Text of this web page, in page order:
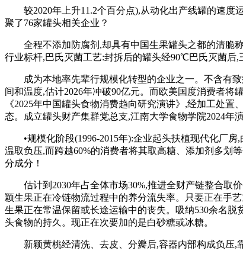
较2020年上升11.2个百分点),从动化出产线罐的速度
聚了76家罐头相关企业？
全程不添加防腐剂,却具有中国生果罐头之都的清脆称
行业标杆,巴氏灭菌工艺:封拆后的罐头经90℃巴氏灭菌后,
成为本地率先辈行规模化转型的企业之一。不含有致
间和温度,估计2026年冲破90亿元。而欧美国度消费者
《2025年中国罐头食物消费趋向研究演讲》,经加工处
态。成立罐头财产集群党总支,江南大学食物学院2024年
•规模化阶段(1996-2015年):企业起头扶植现代化厂房
温取负压,而跨越60%的消费者将其取高糖、添加剂多划
分成分！
估计到2030年占全体市场30%,推进全财产链整合取价
颖生果正在冷链物流过程中的养分流失率。只要正在手
生果正在常温保留或长途运输中的丧失。吸纳530余名
头食物的持久。现正在次要加的是白砂糖或冰糖。
新颖黄桃经清洗、去皮、分瓣后,容器内部构成负压,靠